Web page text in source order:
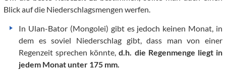
Blick auf die Niederschlagsmengen werfen.
In Ulan-Bator (Mongolei) gibt es jedoch keinen Monat, in
dem es soviel Niederschlag gibt, dass man von einer
Regenzeit sprechen könnte,d.h. die Regenmenge liegt in
jedem Monat unter 175 mm.